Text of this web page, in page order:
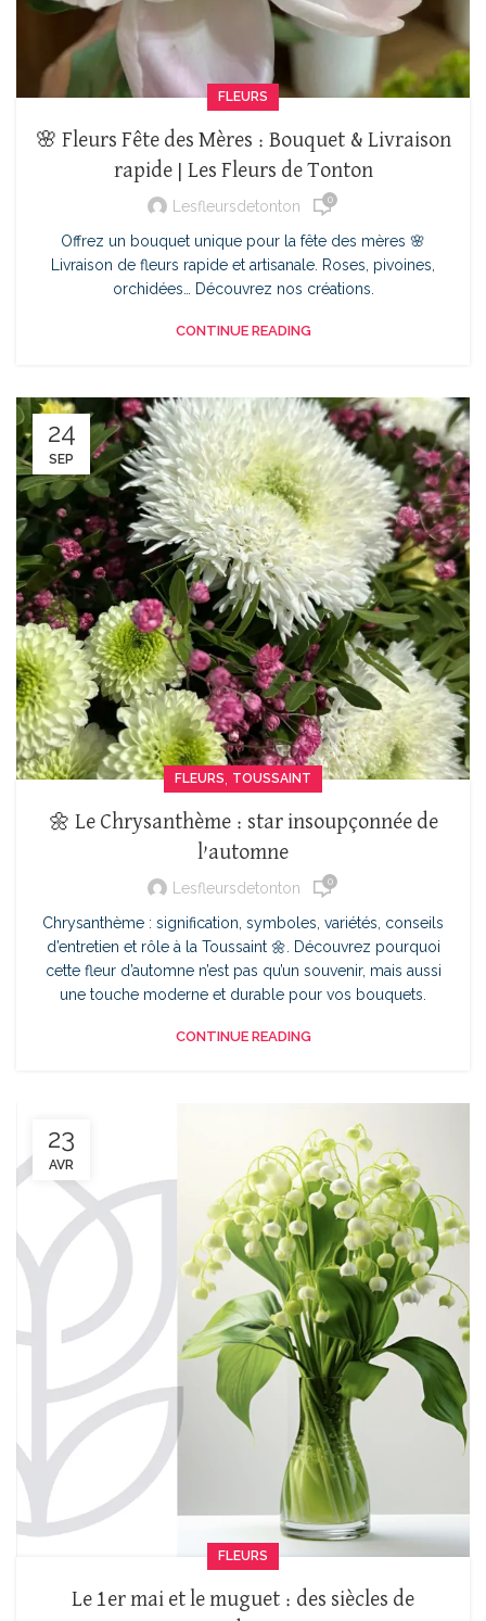
FLEURS
🌸 Fleurs Fête des Mères : Bouquet & Livraison
rapide | Les Fleurs de Tonton
Lesfleursdetonton 0
Offrez un bouquet unique pour la fête des mères 🌸
Livraison de fleurs rapide et artisanale. Roses, pivoines,
orchidées… Découvrez nos créations.
CONTINUE READING
24
SEP
FLEURS TOUSSAINT
🌼 Le Chrysanthème : star insoupçonnée de
l’automne
Lesfleursdetonton 0
Chrysanthème : signification, symboles, variétés, conseils
d’entretien et rôle à la Toussaint 🌼. Découvrez pourquoi
cette fleur d’automne n’est pas qu’un souvenir, mais aussi
une touche moderne et durable pour vos bouquets.
CONTINUE READING
23
AVR
FLEURS
Le 1er mai et le muguet : des siècles de